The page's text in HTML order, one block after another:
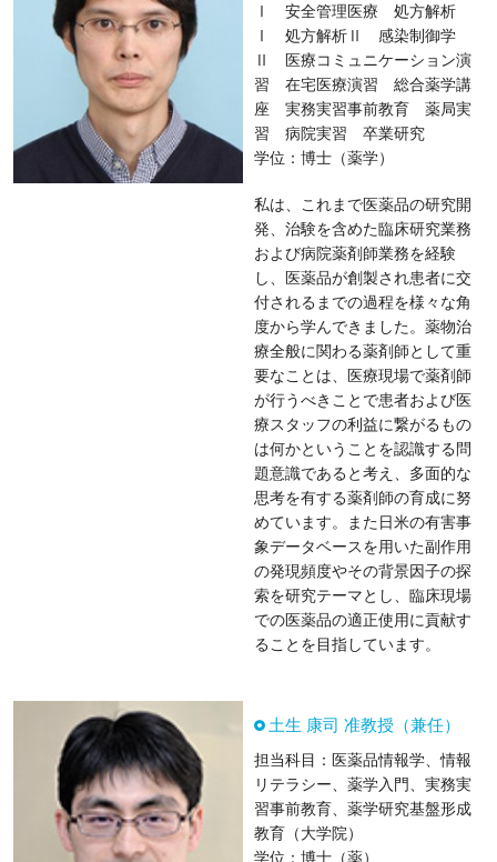
Ⅰ 安全管理医療 処方解析
Ⅰ 処方解析Ⅱ 感染制御学
Ⅱ 医療コミュニケーション演
習 在宅医療演習 総合薬学講
座 実務実習事前教育 薬局実
習 病院実習 卒業研究
学位：博士（薬学）
私は、これまで医薬品の研究開
発、治験を含めた臨床研究業務
および病院薬剤師業務を経験
し、医薬品が創製され患者に交
付されるまでの過程を様々な角
度から学んできました。薬物治
療全般に関わる薬剤師として重
要なことは、医療現場で薬剤師
が行うべきことで患者および医
療スタッフの利益に繋がるもの
は何かということを認識する問
題意識であると考え、多面的な
思考を有する薬剤師の育成に努
めています。また日米の有害事
象データベースを用いた副作用
の発現頻度やその背景因子の探
索を研究テーマとし、臨床現場
での医薬品の適正使用に貢献す
ることを目指しています。
土生 康司 准教授（兼任）
担当科目：医薬品情報学、情報
リテラシー、薬学入門、実務実
習事前教育、薬学研究基盤形成
教育（大学院）
学位：博士（薬）